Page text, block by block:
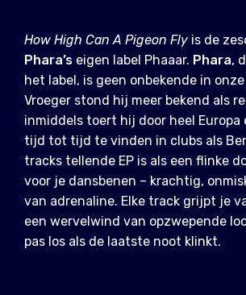
How High Can A Pigeon Fly is de
Phara’s eigen label Phaaar. Phara,
het label, is geen onbekende in
Vroeger stond hij meer bekend als
inmiddels toert hij door heel Europa
tijd tot tijd te vinden in clubs als
tracks tellende EP is als een flinke
voor je dansbenen – krachtig,
van adrenaline. Elke track grijpt je
een wervelwind van opzwepende
pas los als de laatste noot klinkt.